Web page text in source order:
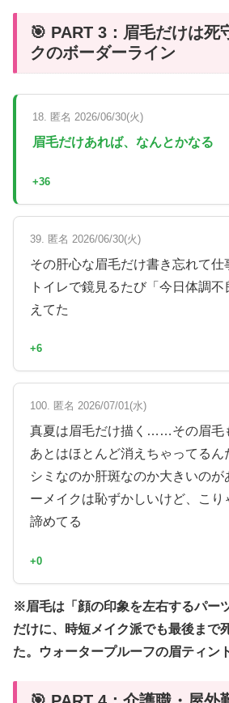
🎯 PART 3：眉毛だけは死
クのボーダーライン
18. 匿名 2026/06/30(火)
眉毛だけあれば、なんとかなる
+36
39. 匿名 2026/06/30(火)
その肝心な眉毛だけ書き忘れて仕
トイレで鏡見るたび「今日体調
えてた
+6
100. 匿名 2026/07/01(水)
真夏は眉毛だけ描く……その眉毛
あとはほとんど消えちゃってるん
シミなのか肝斑なのか大きいのが
ーメイクは恥ずかしいけど、こり
諦めてる
+0
※眉毛は「顔の印象を左右するパー
だけに、時短メイク派でも最後まで
た。ウォータープルーフの眉ティン